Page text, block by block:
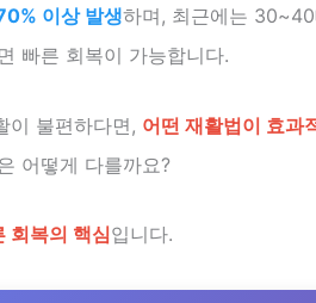
이상 발생하며, 최근에는
빠른 회복이 가능합니다.
이 불편하다면, 어떤 재활법이 효과
어떻게 다를까요?
회복의 핵심입니다.